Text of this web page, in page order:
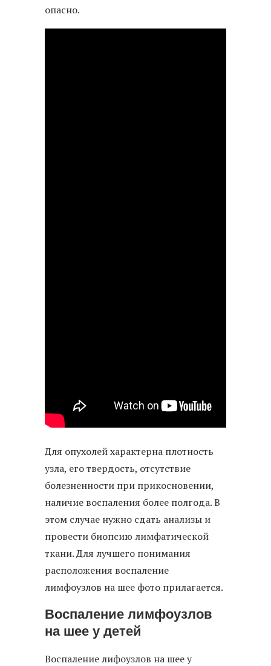
опасно.
Для опухолей характерна плотность
узла, его твердость, отсутствие
болезненности при прикосновении,
наличие воспаления более полгода. В
этом случае нужно сдать анализы и
провести биопсию лимфатической
ткани. Для лучшего понимания
расположения воспаление
лимфоузлов на шее фото прилагается.
Воспаление лимфоузлов
на шее у детей
Воспаление лифоузлов на шее у